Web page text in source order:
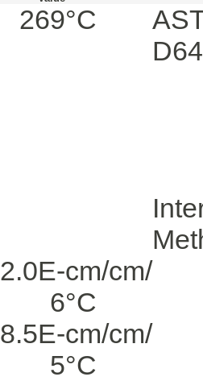
269°C
2.0E-
6
cm/cm/
°C
8.5E-
5
cm/cm/
°C